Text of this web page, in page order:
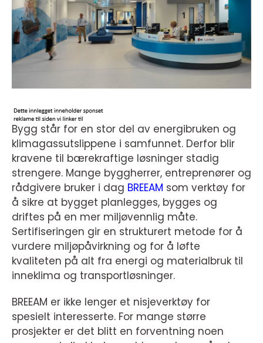
Bygg står for en stor del av energibruken og
klimagassutslippene i samfunnet. Derfor blir
kravene til bærekraftige løsninger stadig
strengere. Mange byggherrer, entreprenører og
rådgivere bruker i dag BREEAM som verktøy for
å sikre at bygget planlegges, bygges og
driftes på en mer miljøvennlig måte.
Sertifiseringen gir en strukturert metode for å
vurdere miljøpåvirkning og for å løfte
kvaliteten på alt fra energi og materialbruk til
inneklima og transportløsninger.
BREEAM er ikke lenger et nisjeverktøy for
spesielt interesserte. For mange større
prosjekter er det blitt en forventning noen